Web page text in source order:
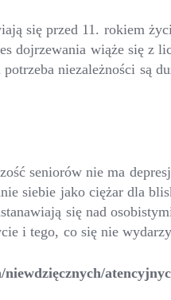
się przed 11. rokiem
dojrzewania wiąże się z
niezależności są
seniorów nie ma
siebie jako ciężar dla
się nad
i tego, co się nie